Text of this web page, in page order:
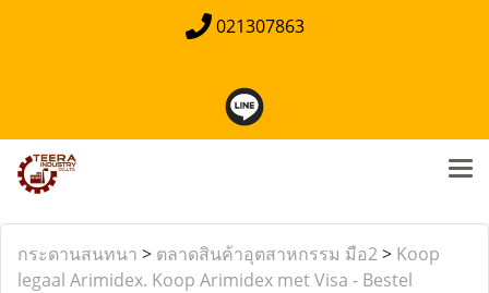
021307863
กระดานสนทนา > ตลาดสินค้าอุตสาหกรรม มือ2> Koop
legaal Arimidex. Koop Arimidex met Visa - Bestel